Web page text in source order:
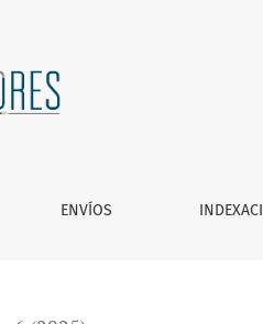
ENVÍOS